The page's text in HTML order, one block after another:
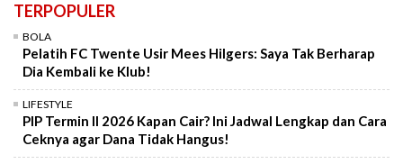
TERPOPULER
BOLA
Pelatih FC Twente Usir Mees Hilgers: Saya Tak Berharap
Dia Kembali ke Klub!
LIFESTYLE
PIP Termin II 2026 Kapan Cair? Ini Jadwal Lengkap dan Cara
Ceknya agar Dana Tidak Hangus!